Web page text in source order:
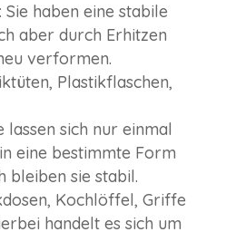
Sie haben eine stabile
aber durch Erhitzen
verformen.
Plastikflaschen,
lassen sich nur einmal
eine bestimmte Form
bleiben sie stabil.
Kochlöffel, Griffe
handelt es sich um